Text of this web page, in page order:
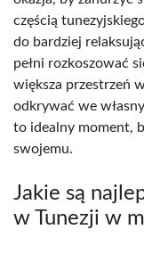
częścią
do bardziej
pełni rozkoszować
większa przestrzeń
odkrywać we
to idealny moment,
swojemu.
Jakie są
w Tunezji w